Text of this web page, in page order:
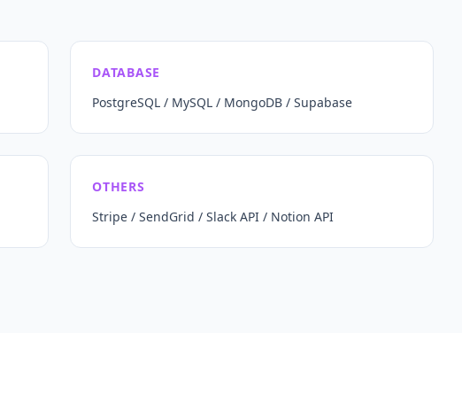
DATABASE
PostgreSQL / MySQL / MongoDB / Supabase
OTHERS
Stripe / SendGrid / Slack API / Notion API